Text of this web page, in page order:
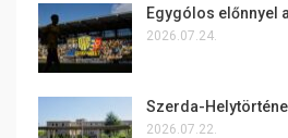
Egygólos előnnyel
2026.07.24.
Szerda-
2026.07.22.